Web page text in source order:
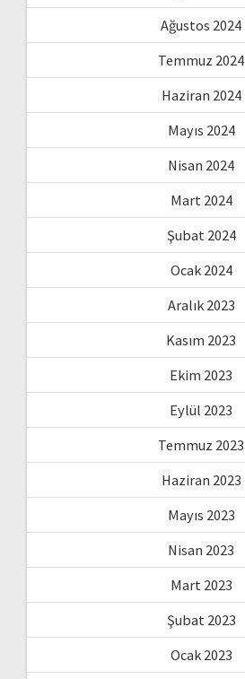
Ağustos 2024
Temmuz 2024
Haziran 2024
Mayıs 2024
Nisan 2024
Mart 2024
Şubat 2024
Ocak 2024
Aralık 2023
Kasım 2023
Ekim 2023
Eylül 2023
Temmuz 2023
Haziran 2023
Mayıs 2023
Nisan 2023
Mart 2023
Şubat 2023
Ocak 2023